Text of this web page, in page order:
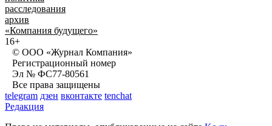
расследования
архив
«Компания будущего»
16+
© ООО «Журнал Компания»
Регистрационный номер
Эл № ФС77-80561
Все права защищены
telegram дзен вконтакте tenchat
Редакция